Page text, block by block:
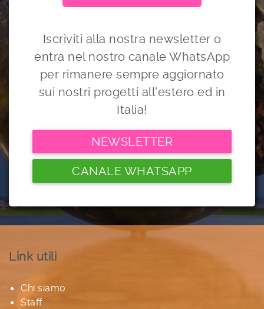
Iscriviti alla nostra newsletter o
entra nel nostro canale WhatsApp
per rimanere sempre aggiornato
sui nostri progetti all'estero ed in
Italia!
NEWSLETTER
CANALE WHATSAPP
Link utili
Chi siamo
Staff